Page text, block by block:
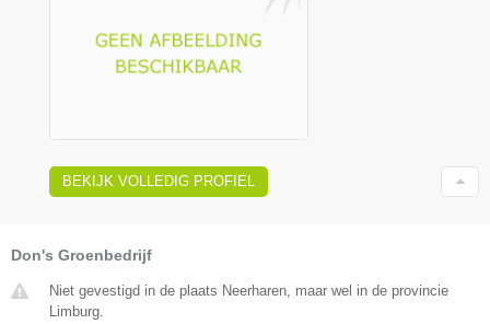
BEKIJK VOLLEDIG PROFIEL
Don's Groenbedrijf
Niet gevestigd in de plaats Neerharen, maar wel in de provincie
Limburg.